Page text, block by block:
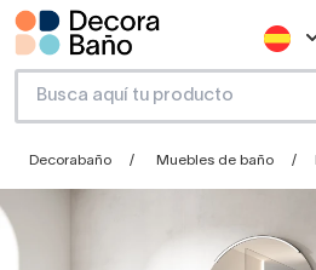
Decorabaño Muebles de baño